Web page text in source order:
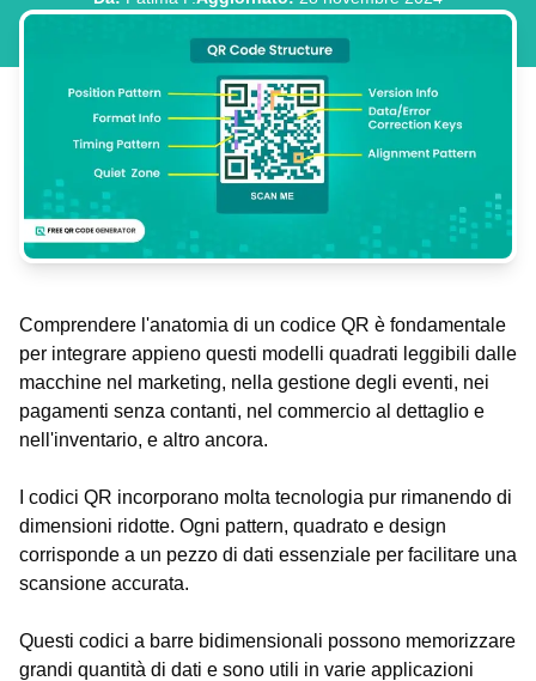
Comprendere l'anatomia di un codice QR è fondamentale
per integrare appieno questi modelli quadrati leggibili dalle
macchine nel marketing, nella gestione degli eventi, nei
pagamenti senza contanti, nel commercio al dettaglio e
nell'inventario, e altro ancora.
I codici QR incorporano molta tecnologia pur rimanendo di
dimensioni ridotte. Ogni pattern, quadrato e design
corrisponde a un pezzo di dati essenziale per facilitare una
scansione accurata.
Questi codici a barre bidimensionali possono memorizzare
grandi quantità di dati e sono utili in varie applicazioni